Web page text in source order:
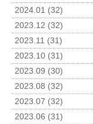
2024.01 (32)
2023.12 (32)
2023.11 (31)
2023.10 (31)
2023.09 (30)
2023.08 (32)
2023.07 (32)
2023.06 (31)